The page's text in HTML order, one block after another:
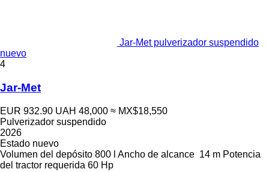
Jar-Met pulverizador suspendido
nuevo
4
Jar-Met
EUR 932.90 UAH 48,000 ≈ MX$18,550
Pulverizador suspendido
2026
Estado nuevo
Volumen del depósito 800 l Ancho de alcance 14 m Potencia
del tractor requerida 60 Hp